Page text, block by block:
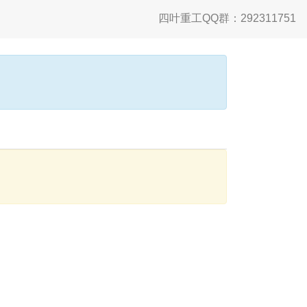
四叶重工QQ群：292311751